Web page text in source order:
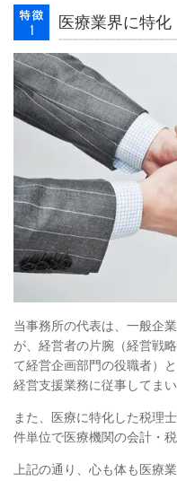
医療業界に特化
当事務所の代表は、一般企
が、経営者の片腕（経営戦
て経営企画部門の役職者）
経営支援業務に従事してまい
また、医療に特化した税理
件単位で医療機関の会計・
上記の通り、心も体も医療